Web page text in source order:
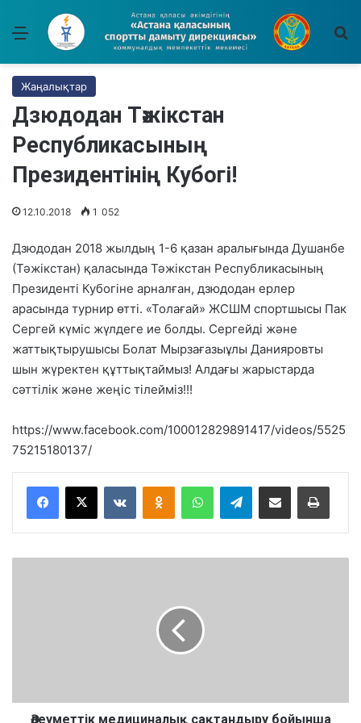
Мәзір
Жаңалықтар
Дзюдодан Тәжікстан
Республикасының
Президентінің Кубогі!
12.10.2018 1 052
Дзюдодан 2018 жылдың 1-6 қазан аралығында Душанбе
(Тәжікстан) қаласында Тәжікстан Республикасының
Президенті Кубогіне арналған, дзюдодан ерлер
арасында турнир өтті. «Толағай» ЖСШМ спортшысы Пак
Сергей күміс жүлдеге ие болды. Сергейді және
жаттықтырушысы Болат Мырзағазыұлы Данияровты
шын жүректен құттықтаймыз! Алдағы жарыстарда
сәттілік және жеңіс тілейміз!!!
https://www.facebook.com/100012829891417/videos/5525
75215180137/
Telegram
і
Әлеуметтік медициналық сақтандыру бойынша